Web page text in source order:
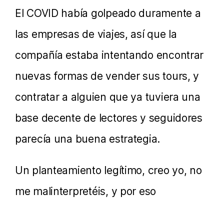
El COVID había golpeado duramente a
las empresas de viajes, así que la
compañía estaba intentando encontrar
nuevas formas de vender sus tours, y
contratar a alguien que ya tuviera una
base decente de lectores y seguidores
parecía una buena estrategia.
Un planteamiento legítimo, creo yo, no
me malinterpretéis, y por eso